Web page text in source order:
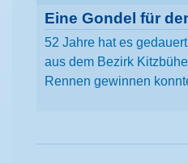
Eine Gondel für
52 Jahre hat es
aus dem Bezirk
Rennen gewinnen